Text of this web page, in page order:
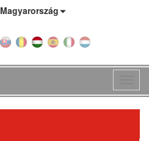
Magyarország